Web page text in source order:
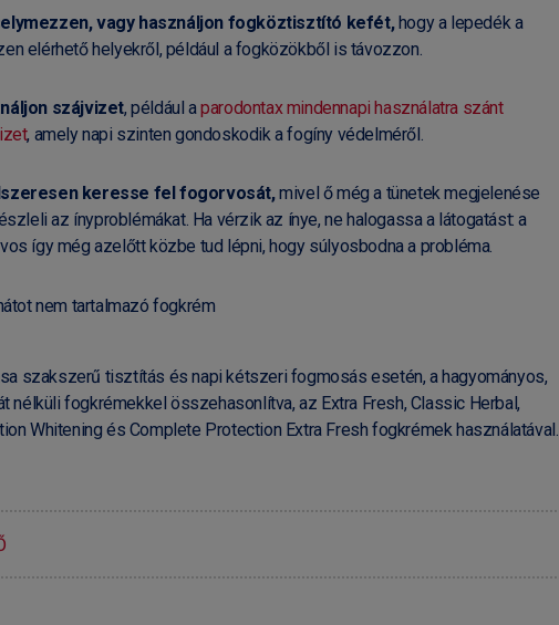
vagy használjon fogköztisztító kefét,hogy a lepedék a
elérhető helyekről, például a fogközökből is távozzon.
szájvizet, például aparodontax mindennapi használatra szánt
, amely napi szinten gondoskodik a fogíny védelméről.
keresse fel fogorvosát,mivel ő még a tünetek megjelenése
az ínyproblémákat. Ha vérzik az ínye, ne halogassa a látogatást: a
így még azelőtt közbe tud lépni, hogy súlyosbodna a probléma.
nem tartalmazó fogkrém
szakszerű tisztítás és napi kétszeri fogmosás esetén, a hagyományos,
nélküli fogkrémekkel összehasonlítva, az Extra Fresh, Classic Herbal,
Whitening és Complete Protection Extra Fresh fogkrémek használatával.